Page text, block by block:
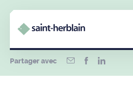
Partager avec